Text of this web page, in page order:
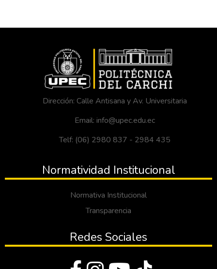
Dirección: Calle Antisana y Av. Universitaria
Email: info@upec.edu.ec
Telf: (06) 2980 837 - 2984 435
Normatividad Institucional
Normativa Institucional
Transparencia
Redes Sociales